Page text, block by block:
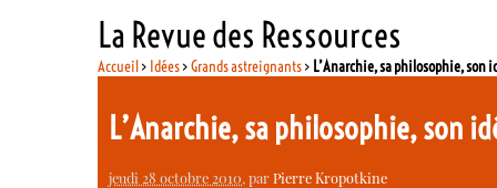
La Revue des Ressources
Accueil> Idées>Grands astreignants> L’Anarchie, sa philosophie, son
L’Anarchie, sa philosophie, son
jeudi 28 octobre 2010, parPierre Kropotkine